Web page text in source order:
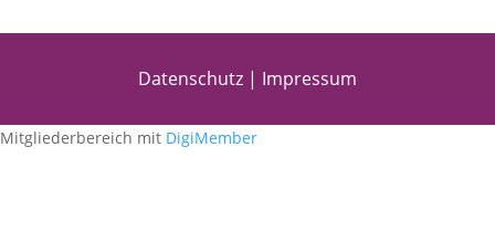
Datenschutz| Impressum
Mitgliederbereich mit DigiMember